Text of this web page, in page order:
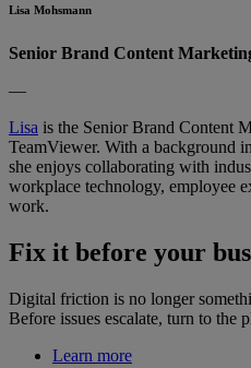
Lisa Mohsmann
Senior Brand Content
—
Lisa is the Senior Brand Content
TeamViewer. With a background
she enjoys collaborating with
workplace technology, employee
work.
Fix it before your
Digital friction is no longer
Before issues escalate, turn to the
Learn more